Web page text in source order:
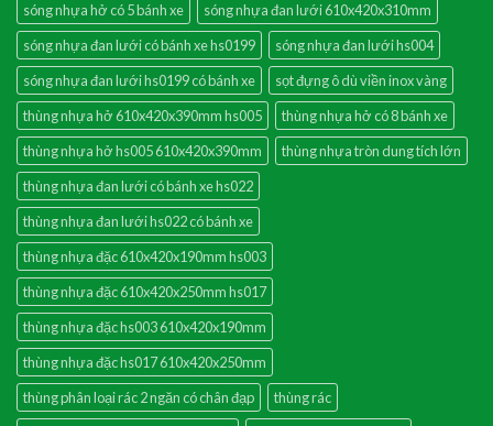
sóng nhựa hở có 5 bánh xe
sóng nhựa đan lưới 610x420x310mm
sóng nhựa đan lưới có bánh xe hs0199
sóng nhựa đan lưới hs004
sóng nhựa đan lưới hs0199 có bánh xe
sọt đựng ô dù viền inox vàng
thùng nhựa hở 610x420x390mm hs005
thùng nhựa hở có 8 bánh xe
thùng nhựa hở hs005 610x420x390mm
thùng nhựa tròn dung tích lớn
thùng nhựa đan lưới có bánh xe hs022
thùng nhựa đan lưới hs022 có bánh xe
thùng nhựa đặc 610x420x190mm hs003
thùng nhựa đặc 610x420x250mm hs017
thùng nhựa đặc hs003 610x420x190mm
thùng nhựa đặc hs017 610x420x250mm
thùng phân loại rác 2 ngăn có chân đạp
thùng rác